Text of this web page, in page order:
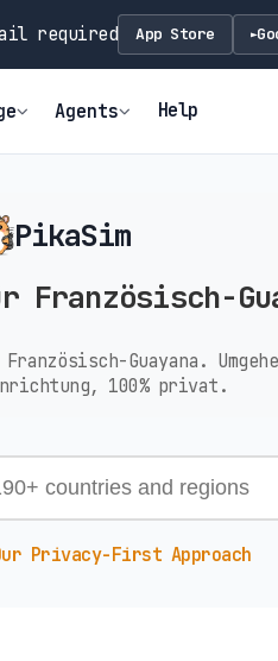
required App Store ►
Agents Help
PikaSim
Französisch-
Guayana.
100% privat.
Privacy-First Approach